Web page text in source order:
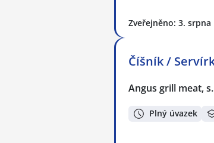
Zveřejněno: 3. srpna
Číšník /
Angus grill meat,
Plný úvazek